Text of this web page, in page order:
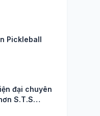
Pickleball
đại chuyên
S.T.S